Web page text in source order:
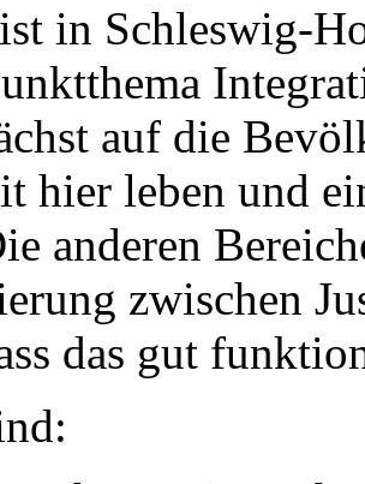
in Schleswig-
auf die
hier leben und
anderen
zwischen
das gut